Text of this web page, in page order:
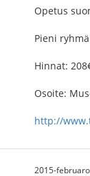
Opetus
Pieni
Hinnat:
Osoite:
http://
2015-